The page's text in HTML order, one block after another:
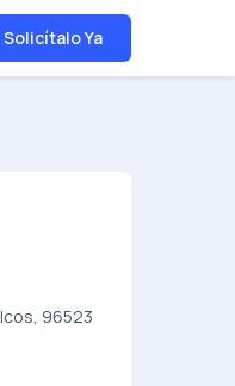
Solicítalo Ya
96523